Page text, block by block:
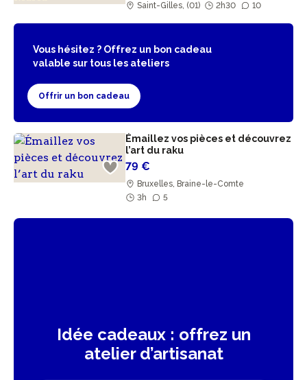
Saint-Gilles, (01) 2h30 10
Vous hésitez ? Offrez un bon cadeau
valable sur tous les ateliers
Offrir un bon cadeau
Émaillez vos pièces et découvrez
l’art du raku
79 €
Bruxelles, Braine-le-Comte
3h
5
Idée cadeaux : offrez un
atelier d’artisanat